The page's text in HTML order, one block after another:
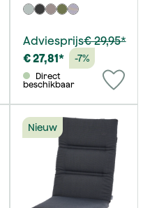
Adviesprijs€ 29,95*
€ 27,81*
-7%
beschikbaar
Nieuw